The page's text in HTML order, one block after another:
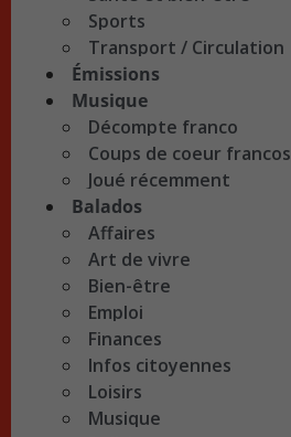
Sports
Transport / Circulation
Émissions
Musique
Décompte franco
Coups de coeur francos
Joué récemment
Balados
Affaires
Art de vivre
Bien-être
Emploi
Finances
Infos citoyennes
Loisirs
Musique